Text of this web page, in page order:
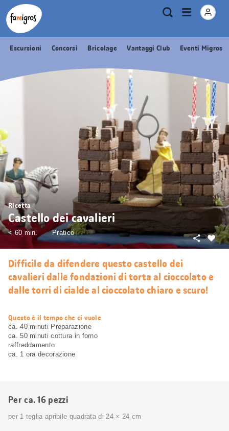
Navigazione
segnalibri
Header
Logo Metanavigazione
Ricerca
Apri
menu
Escursioni Concorsi Bricolage Vantaggi Club Eventi Migros
Ricetta
Castello dei cavalieri
< 60 min.
Pratico
Mi
Condividi
Difficile da difendere questo castello dei
cavalieri dalle fondazioni di torta al cioccolato e
dalle torri di cialde al cioccolato chiaro e scuro!
web.recipe.accessibilityTitle
Questo è il tempo che ci vuole
ca. 40 minuti Preparazione
ca. 50 minuti cottura in forno
raffreddamento
ca. 1 ora decorazione
Per ca. 16 pezzi
per 1 teglia apribile quadrata di 24 × 24 cm